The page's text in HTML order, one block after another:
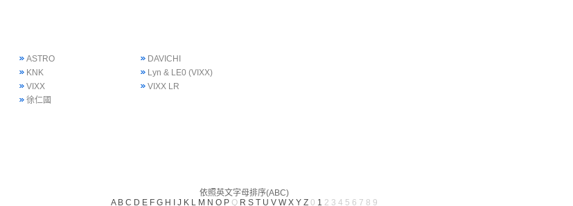
ASTRO
DAVICHI
KNK
Lyn & LE0 (VIXX)
VIXX
VIXX LR
徐仁國
依照英文字母排序(ABC)
A B C D E F G H J K L M N O P Q R S T U V W X Y Z 0 1 2 3 4 5 6 7 8 9